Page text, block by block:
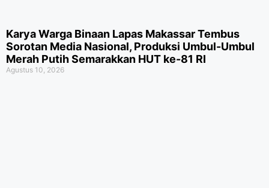
Karya Warga Binaan Lapas Makassar Tembus
Sorotan Media Nasional, Produksi Umbul-Umbul
Merah Putih Semarakkan HUT ke-81 RI
Agustus 10, 2026